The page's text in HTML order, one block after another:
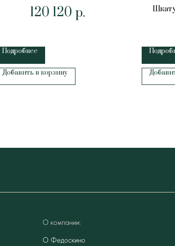
120 120 р.
Подробнее
Добавить в корзину
О компании:
О Федоскино